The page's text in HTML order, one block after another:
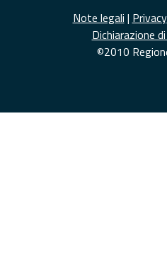
Note legali | Privacy
Dichiarazione
©2010